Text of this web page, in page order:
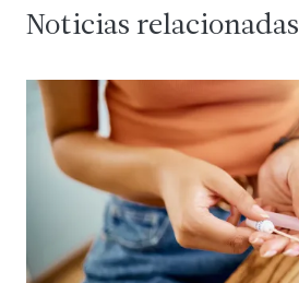
Noticias relacionadas